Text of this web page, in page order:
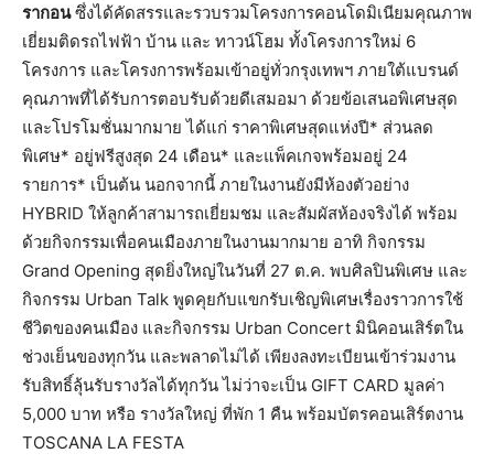
รากอนซึ่งได้คัดสรรและรวบรวมโครงการคอนโดมิเนียมคุณภาพ
เยี่ยมติดรถไฟฟ้า บ้าน และ ทาวน์โฮม ทั้งโครงการใหม่ 6
โครงการ และโครงการพร้อมเข้าอยู่ทั่วกรุงเทพฯ ภายใต้แบรนด์
คุณภาพที่ได้รับการตอบรับด้วยดีเสมอมา ด้วยข้อเสนอพิเศษสุด
และโปรโมชั่นมากมาย ได้แก่ ราคาพิเศษสุดแห่งปี* ส่วนลด
พิเศษ* อยู่ฟรีสูงสุด 24 เดือน* และแพ็คเกจพร้อมอยู่ 24
รายการ* เป็นต้น นอกจากนี้ ภายในงานยังมีห้องตัวอย่าง
HYBRID ให้ลูกค้าสามารถเยี่ยมชม และสัมผัสห้องจริงได้ พร้อม
ด้วยกิจกรรมเพื่อคนเมืองภายในงานมากมาย อาทิ กิจกรรม
Grand Opening สุดยิ่งใหญ่ในวันที่ 27 ต.ค. พบศิลปินพิเศษ และ
กิจกรรม Urban Talk พูดคุยกับแขกรับเชิญพิเศษเรื่องราวการใช้
ชีวิตของคนเมือง และกิจกรรม Urban Concert มินิคอนเสิร์ตใน
ช่วงเย็นของทุกวัน และพลาดไม่ได้ เพียงลงทะเบียนเข้าร่วมงาน
รับสิทธิ์ลุ้นรับรางวัลได้ทุกวัน ไม่ว่าจะเป็น GIFT CARD มูลค่า
5,000 บาท หรือ รางวัลใหญ่ ที่พัก 1 คืน พร้อมบัตรคอนเสิร์ตงาน
TOSCANA LA FESTA